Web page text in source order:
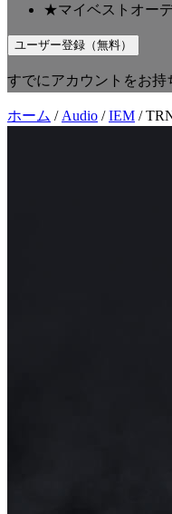
★マイベストオー
ユーザー登録（無料）
すでにアカウントをお持
ホーム / Audio /IEM /